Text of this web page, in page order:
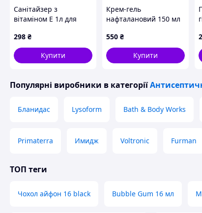
Санітайзер з
вітаміном Е 1л для
рук, 8163H192T
298 ₴
Купити
Крем-гель
нафталановий 150 мл
розслаблення і
комфорт щодня
550 ₴
Купити
Популярні виробники в категорії
Бланидас Lysoform Bath & Body Works
Primaterra Имидж Voltronic Furman
ТОП теги
Чохол айфон 16 black Bubble Gum 16 мл